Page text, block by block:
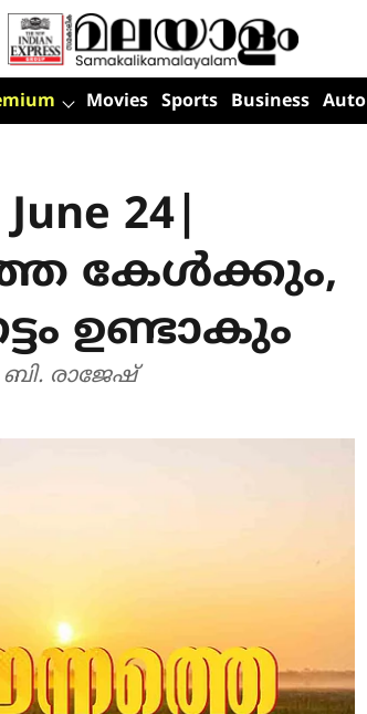
Movies Sports Business Auto
24|
കേൾക്കും,
ഉണ്ടാകും
ബി. രാജേഷ്